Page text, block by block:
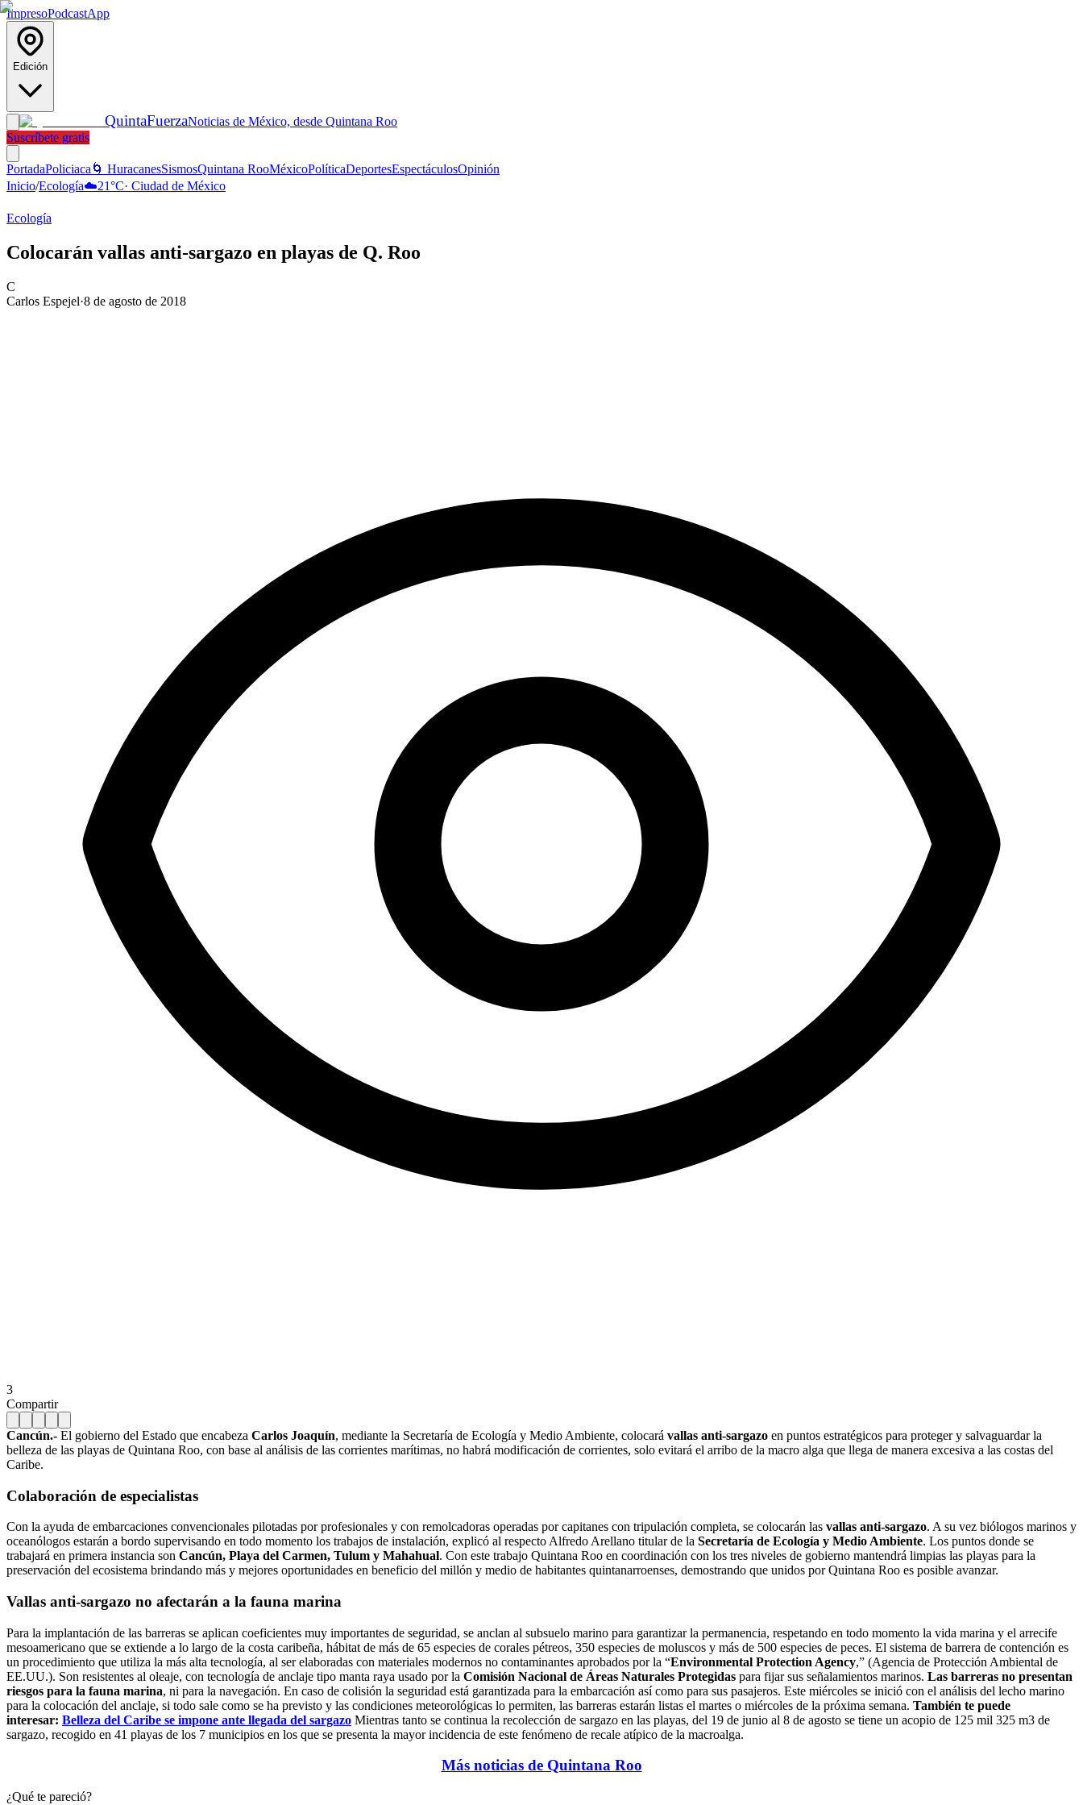
ImpresoPodcastApp
Edición
QuintaFuerzaNoticias de México, desde Quintana Roo
Suscríbete gratis
PortadaPoliciaca 🌀 HuracanesSismosQuintana RooMéxicoPolíticaDeportesEspectáculosOpinión
Inicio/Ecología☁️21°C· Ciudad de México
Ecología
Colocarán vallas anti-sargazo en playas de Q. Roo
C
Carlos Espejel·8 de agosto de 2018
3
Compartir
Cancún.- El gobierno del Estado que encabeza Carlos Joaquín, mediante la Secretaría de Ecología y Medio Ambiente, colocará vallas anti-sargazo en puntos estratégicos para proteger y salvaguardar la
belleza de las playas de Quintana Roo, con base al análisis de las corrientes marítimas, no habrá modificación de corrientes, solo evitará el arribo de la macro alga que llega de manera excesiva a las costas del
Caribe.
Colaboración de especialistas
Con la ayuda de embarcaciones convencionales pilotadas por profesionales y con remolcadoras operadas por capitanes con tripulación completa, se colocarán las vallas anti-sargazo. A su vez biólogos marinos y
oceanólogos estarán a bordo supervisando en todo momento los trabajos de instalación, explicó al respecto Alfredo Arellano titular de la Secretaría de Ecología y Medio Ambiente. Los puntos donde se
trabajará en primera instancia son Cancún, Playa del Carmen, Tulum y Mahahual. Con este trabajo Quintana Roo en coordinación con los tres niveles de gobierno mantendrá limpias las playas para la
preservación del ecosistema brindando más y mejores oportunidades en beneficio del millón y medio de habitantes quintanarroenses, demostrando que unidos por Quintana Roo es posible avanzar.
Vallas anti-sargazo no afectarán a la fauna marina
Para la implantación de las barreras se aplican coeficientes muy importantes de seguridad, se anclan al subsuelo marino para garantizar la permanencia, respetando en todo momento la vida marina y el arrecife
mesoamericano que se extiende a lo largo de la costa caribeña, hábitat de más de 65 especies de corales pétreos, 350 especies de moluscos y más de 500 especies de peces. El sistema de barrera de contención es
un procedimiento que utiliza la más alta tecnología, al ser elaboradas con materiales modernos no contaminantes aprobados por la “Environmental Protection Agency,” (Agencia de Protección Ambiental de
EE.UU.). Son resistentes al oleaje, con tecnología de anclaje tipo manta raya usado por la Comisión Nacional de Áreas Naturales Protegidas para fijar sus señalamientos marinos. Las barreras no presentan
riesgos para la fauna marina, ni para la navegación. En caso de colisión la seguridad está garantizada para la embarcación así como para sus pasajeros. Este miércoles se inició con el análisis del lecho marino
para la colocación del anclaje, si todo sale como se ha previsto y las condiciones meteorológicas lo permiten, las barreras estarán listas el martes o miércoles de la próxima semana. También te puede
interesar: Belleza del Caribe se impone ante llegada del sargazo Mientras tanto se continua la recolección de sargazo en las playas, del 19 de junio al 8 de agosto se tiene un acopio de 125 mil 325 m3 de
sargazo, recogido en 41 playas de los 7 municipios en los que se presenta la mayor incidencia de este fenómeno de recale atípico de la macroalga.
Más noticias de Quintana Roo
¿Qué te pareció?